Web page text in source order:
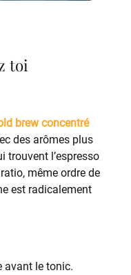
toi
brew concentré
des arômes plus
trouvent l’espresso
même ordre de
est radicalement
avant le tonic.